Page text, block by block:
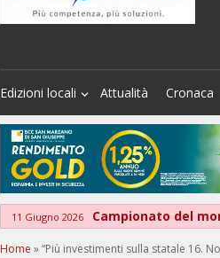
Edizioni locali Attualità Cronaca
11 Giugno 2026 Campionato del
Home »“Più investimenti sulla statale 16.